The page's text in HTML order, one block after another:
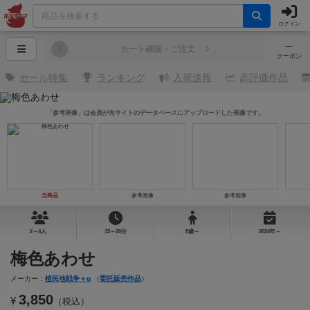
ログイン
─
クーポン
カート確認・ご注文
セール特集 ランキング 入荷速報 高評価作品
当商品 参考画像 参考画像
「参考画像」は会員が当サイトのデータベースにアップロードした画像です。
2～4人 15～20分 8歳～ 2024年～
梅色あわせ
メーカー： 植民地戦争＋α （委託販売作品）
¥ 3,850 （税込）